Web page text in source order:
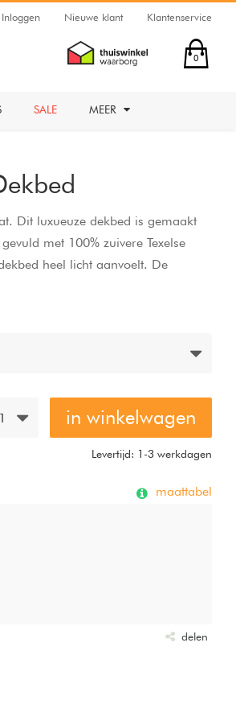
Inloggen Nieuwe klant Klantenservice
0
SALE MEER
Dit luxueuze dekbed is gemaakt
met 100% zuivere Texelse
heel licht aanvoelt. De
geven het dekbed extra
een zeer comfortabel
aangenaam warm in de
1 in winkelwagen
Levertijd: 1-3 werkdagen
maattabel
delen